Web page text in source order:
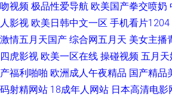
九一蜜桃出品 欧美日韩大陆91 午夜欧美伦 91免
情自拍视频 美女A片视频 超碰在线a 久草色视频
吻视频 极品性爱导航 欧美国产拳交喷奶
人影视 欧美日韩中文一区 手机看片1204
激情五月天国产 综合网五月天 美女主播
四虎影视 欧美一区在线 操碰视频 五月天
产福利啪啪 欧洲成人午夜精品 国产精品
码射精网站 18成年人网站 日本高清电影